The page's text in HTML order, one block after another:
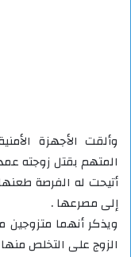
وألقت الأجهزة
المتهم بقتل زوجته
أتيحت له الفرصة
إلى مصرعها .
ويذكر أنهما
الزوج على التخلص